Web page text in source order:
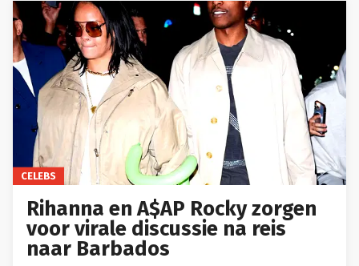
CELEBS
Rihanna en A$AP Rocky zorgen
voor virale discussie na reis
naar Barbados